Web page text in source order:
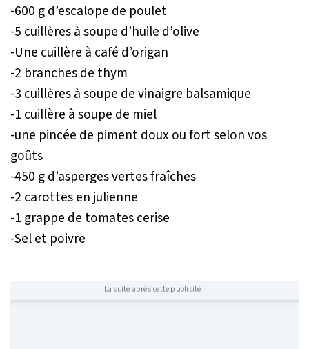
-600 g d’escalope de poulet
-5 cuillères à soupe d’huile d’olive
-Une cuillère à café d’origan
-2 branches de thym
-3 cuillères à soupe de vinaigre balsamique
-1 cuillère à soupe de miel
-une pincée de piment doux ou fort selon vos
goûts
-450 g d’asperges vertes fraîches
-2 carottes en julienne
-1 grappe de tomates cerise
-Sel et poivre
La suite après cette publicité